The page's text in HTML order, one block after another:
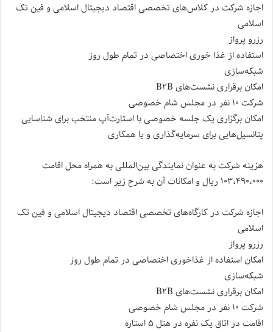
اجازه شرکت در کلاس‌های تخصصی اقتصاد دیجیتال اسلامی و فین تک
اسلامی
رزرو پرواز
استفاده از غذا خوری اختصاصی در تمام طول روز
شبکه‌سازی
امکان برقراری نشست‌های B۲B
شرکت ۱۰ نفر در مجلس شام خصوصی
امکان برگزاری یک جلسه خصوصی با استارت‌آپ منتخب برای شناسایی
پتانسیل‌هایی برای سرمایه‌گذاری و یا همکاری
هزینه شرکت به عنوان نمایندگی بین‌المللی به همراه محل اقامت
۱۰۳،۴۹۰،۰۰۰ ریال و امکانات آن به شرح زیر است:
اجازه شرکت در کارگاه‌های‌ تخصصی اقتصاد دیجیتال اسلامی و فین تک
اسلامی
رزرو پرواز
امکان استفاده از غذاخوری اختصاصی در تمام طول روز
شبکه‌سازی
امکان برقراری نشست‌های B۲B
شرکت ۱۰ نفر در مجلس شام خصوصی
اقامت در اتاق یک نفره در هتل ۵ استاره